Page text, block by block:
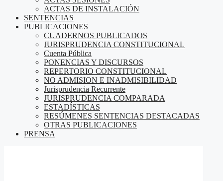
ACTAS DE INSTALACIÓN
SENTENCIAS
PUBLICACIONES
CUADERNOS PUBLICADOS
JURISPRUDENCIA CONSTITUCIONAL
Cuenta Pública
PONENCIAS Y DISCURSOS
REPERTORIO CONSTITUCIONAL
NO ADMISION E INADMISIBILIDAD
Jurisprudencia Recurrente
JURISPRUDENCIA COMPARADA
ESTADÍSTICAS
RESÚMENES SENTENCIAS DESTACADAS
OTRAS PUBLICACIONES
PRENSA